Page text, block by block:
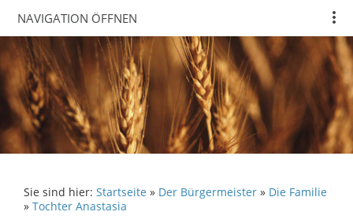
NAVIGATION ÖFFNEN
Sie sind hier: Startseite » Der Bürgermeister » Die Familie
» Tochter Anastasia